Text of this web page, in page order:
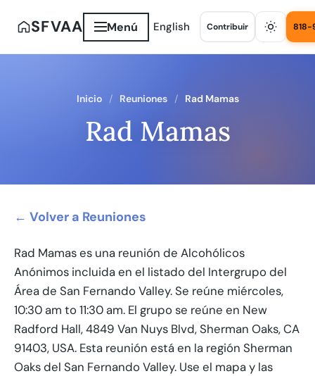
SFVAA Menú English Contribuir 818-
Inicio Reuniones Rad Mamas
Rad Mamas
← Volver a Reuniones
Rad Mamas es una reunión de Alcohólicos
Anónimos incluida en el listado del Intergrupo del
Área de San Fernando Valley. Se reúne miércoles,
10:30 am to 11:30 am. El grupo se reúne en New
Radford Hall, 4849 Van Nuys Blvd, Sherman Oaks, CA
91403, USA. Esta reunión está en la región Sherman
Oaks del San Fernando Valley. Use el mapa y las